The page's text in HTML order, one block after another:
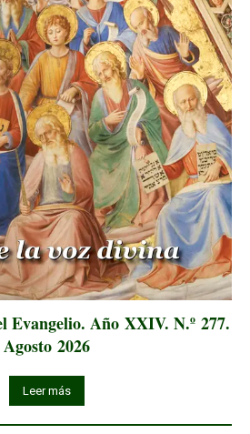
Evangelio. Año XXIV. N.º 277.
Agosto 2026
Leer más